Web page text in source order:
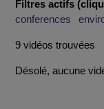
Filtres actifs
conferences
9 vidéos trouvées
Désolé, aucune